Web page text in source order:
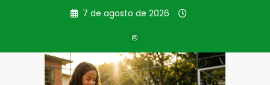
7 de agosto de 2026